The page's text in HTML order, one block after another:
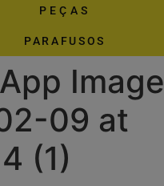
PEÇAS
PARAFUSOS
Image
09 at
(1)